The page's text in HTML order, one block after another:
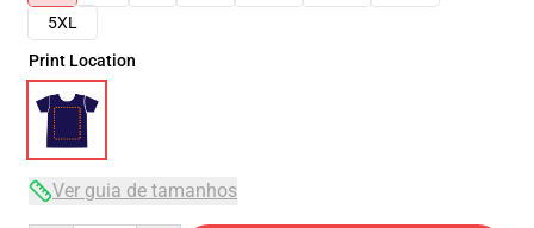
5XL
Print Location
Ver guia de tamanhos